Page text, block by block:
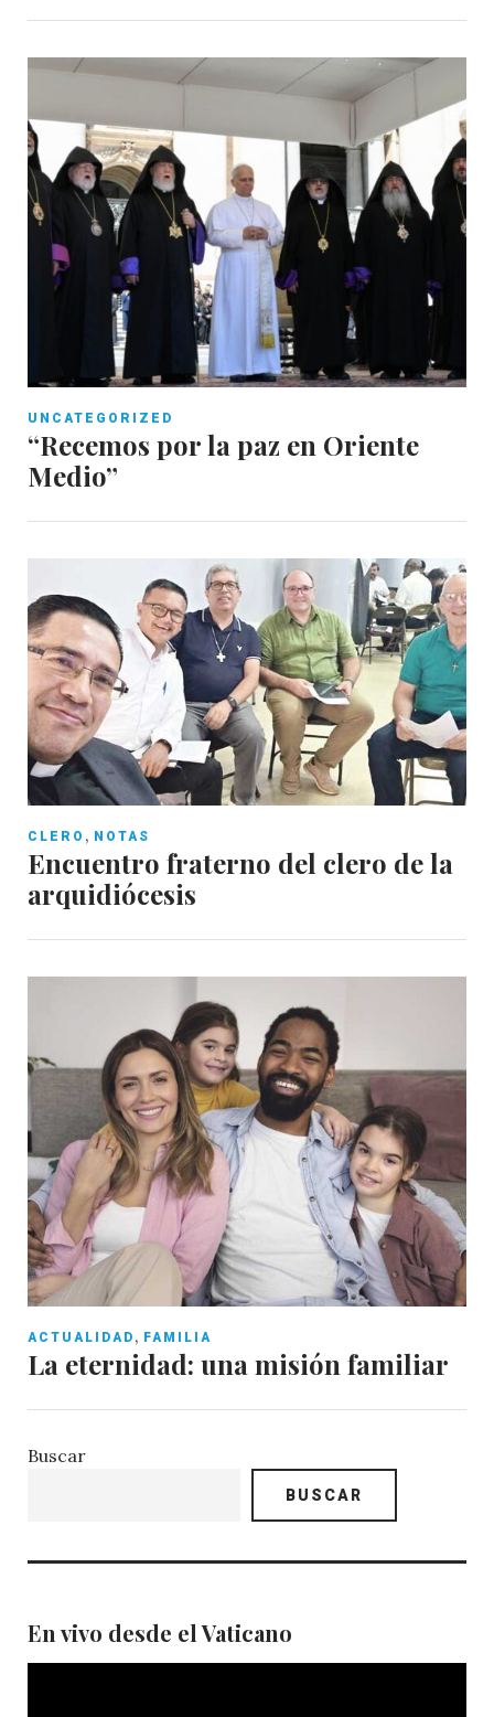
UNCATEGORIZED
“Recemos por la paz en Oriente
Medio”
CLERO , NOTAS
Encuentro fraterno del clero de la
arquidiócesis
ACTUALIDAD , FAMILIA
La eternidad: una misión familiar
Buscar
BUSCAR
En vivo desde el Vaticano